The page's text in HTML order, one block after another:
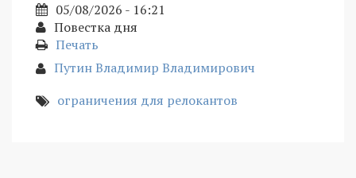
05/08/2026 - 16:21
Повестка дня
Печать
Путин Владимир Владимирович
ограничения для релокантов